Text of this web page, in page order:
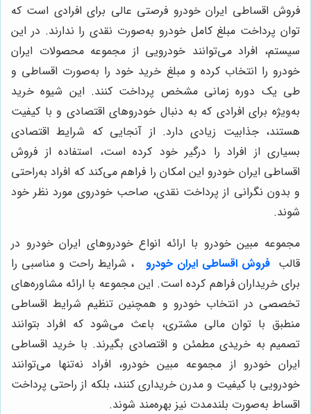
فروش اقساطی ایران خودرو فرصتی عالی برای افرادی است که
توان پرداخت مبلغ کامل خودرو به‌صورت نقدی را ندارند. در این
سیستم، افراد می‌توانند خودرویی از مجموعه محصولات ایران
خودرو را انتخاب کرده و مبلغ خرید خود را به‌صورت اقساطی و
طی یک دوره زمانی مشخص پرداخت کنند. این شیوه خرید
به‌ویژه برای افرادی که به دنبال خودروهای اقتصادی و با کیفیت
هستند، جذابیت زیادی دارد. از آنجایی که شرایط اقتصادی
بسیاری از افراد را درگیر خود کرده است، استفاده از فروش
اقساطی ایران خودرو این امکان را فراهم می‌کند که افراد به‌راحتی
و بدون نگرانی از پرداخت نقدی، صاحب خودروی مورد نظر خود
شوند.
مجموعه مبین خودرو با ارائه انواع خودروهای ایران خودرو در
قالب فروش اقساطی ایران خودرو
، شرایط راحت و مناسبی را
برای خریداران فراهم کرده است. این مجموعه با ارائه مشاوره‌های
تخصصی در انتخاب خودرو و همچنین تنظیم شرایط اقساطی
منطبق با توان مالی مشتری، باعث می‌شود که افراد بتوانند
تصمیم به خریدی مطمئن و اقتصادی بگیرند. با خرید اقساطی
ایران خودرو از مجموعه مبین خودرو، افراد نه‌تنها می‌توانند
خودرویی با کیفیت و مدرن خریداری کنند، بلکه از راحتی پرداخت
اقساط به‌صورت بلندمدت نیز بهره‌مند شوند.